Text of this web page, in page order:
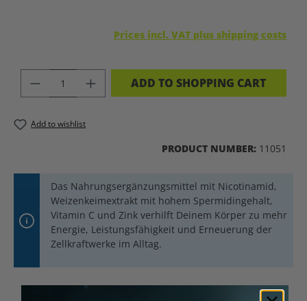
Prices incl. VAT plus shipping costs
PRODUCT QUANTITY: ENTER THE
ADD TO SHOPPING CART
Add to wishlist
PRODUCT NUMBER: 11051
Das Nahrungsergänzungsmittel mit Nicotinamid,
Weizenkeimextrakt mit hohem Spermidingehalt,
Vitamin C und Zink verhilft Deinem Körper zu mehr
Energie, Leistungsfähigkeit und Erneuerung der
Zellkraftwerke im Alltag.